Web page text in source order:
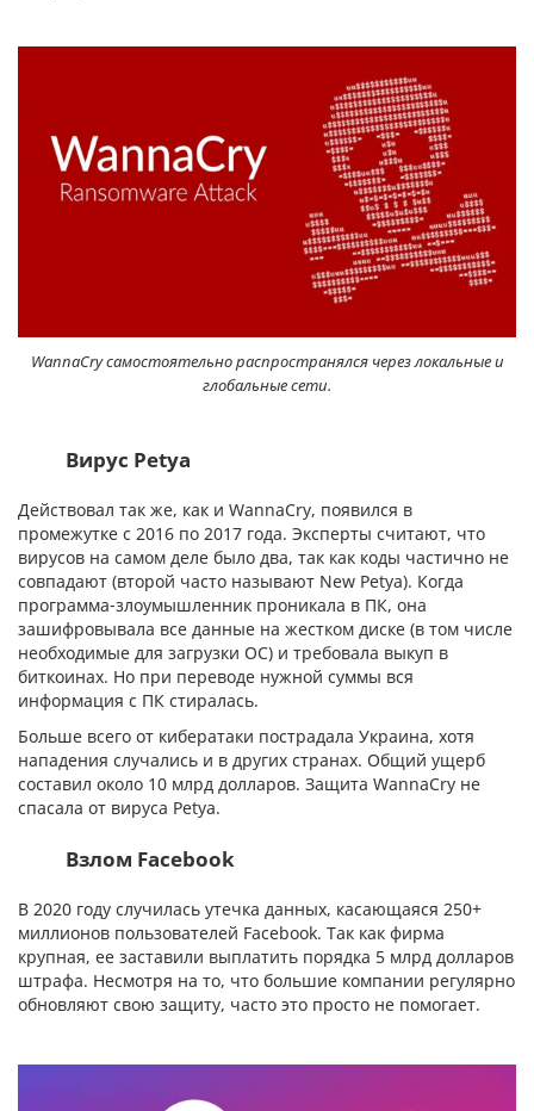
WannaCry самостоятельно распространялся через локальные и
глобальные сети.
Вирус Petya
Действовал так же, как и WannaCry, появился в
промежутке с 2016 по 2017 года. Эксперты считают, что
вирусов на самом деле было два, так как коды частично не
совпадают (второй часто называют New Petya). Когда
программа-злоумышленник проникала в ПК, она
зашифровывала все данные на жестком диске (в том числе
необходимые для загрузки ОС) и требовала выкуп в
биткоинах. Но при переводе нужной суммы вся
информация с ПК стиралась.
Больше всего от кибератаки пострадала Украина, хотя
нападения случались и в других странах. Общий ущерб
составил около 10 млрд долларов. Защита WannaCry не
спасала от вируса Petya.
Взлом Facebook
В 2020 году случилась утечка данных, касающаяся 250+
миллионов пользователей Facebook. Так как фирма
крупная, ее заставили выплатить порядка 5 млрд долларов
штрафа. Несмотря на то, что большие компании регулярно
обновляют свою защиту, часто это просто не помогает.